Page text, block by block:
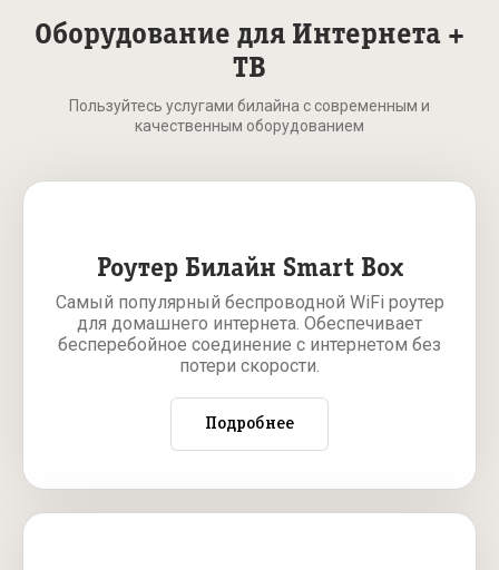
Оборудование для Интернета +
ТВ
Пользуйтесь услугами билайна с современным и
качественным оборудованием
Роутер Билайн Smart Box
Самый популярный беспроводной WiFi роутер
для домашнего интернета. Обеспечивает
бесперебойное соединение с интернетом без
потери скорости.
Подробнее